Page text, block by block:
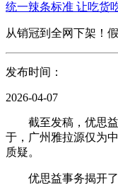
统一辣条标准 让吃货
从销冠到全网下架！
发布时间：
2026-04-07
截至发稿，优思益
于，广州雅拉源仅为
质疑。
优思益事务揭开了